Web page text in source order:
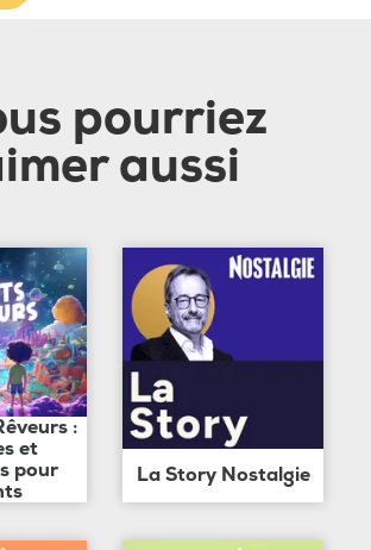
pourriez
aussi
:
et
pour
La Story Nostalgie